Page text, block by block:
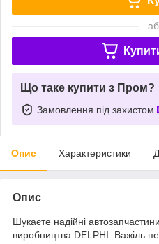
Що таке купити з Пром?
Замовлення під захистом
Опис Характеристики
Опис
Шукаєте надійні
виробництва DELPHI. Важіль